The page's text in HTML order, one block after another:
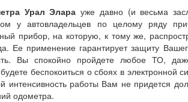
Урал Элара уже давно (и весьма
у автовладельцев по целому ряду
прибор, на которую, к тому же,
Ее применение гарантирует защиту
Вы спокойно пройдете любое ТО,
беспокоиться о сбоях в электронной
интенсивность работы Вам не придется
одометра.